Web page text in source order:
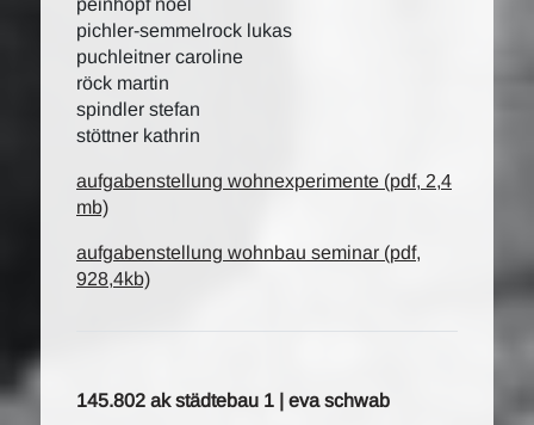
peinhopf noel
pichler-semmelrock lukas
puchleitner caroline
röck martin
spindler stefan
stöttner kathrin
aufgabenstellung wohnexperimente (pdf, 2,4
mb)
aufgabenstellung wohnbau seminar (pdf,
928,4kb)
145.802 ak städtebau 1 | eva schwab